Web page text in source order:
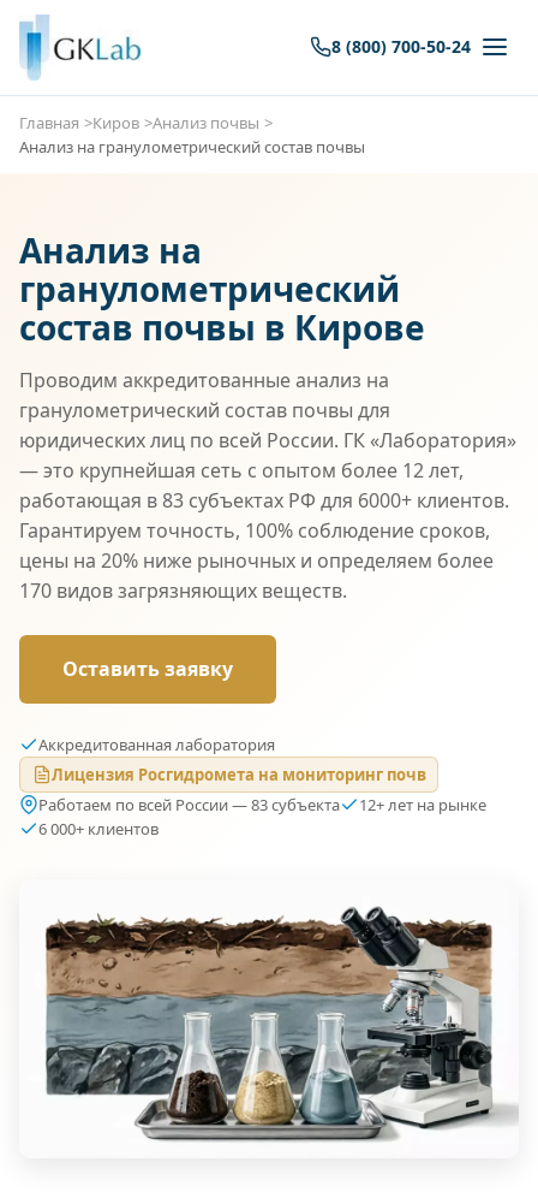
8 (800) 700-50-24
Главная Киров
Анализ почвы
Анализ на гранулометрический состав почвы
Анализ на
гранулометрический
состав почвы в Кирове
Проводим аккредитованные анализ на
гранулометрический состав почвы для
юридических лиц по всей России. ГК «Лаборатория»
— это крупнейшая сеть с опытом более 12 лет,
работающая в 83 субъектах РФ для 6000+ клиентов.
Гарантируем точность, 100% соблюдение сроков,
цены на 20% ниже рыночных и определяем более
170 видов загрязняющих веществ.
Оставить заявку
Аккредитованная лаборатория
Лицензия Росгидромета на мониторинг почв
Работаем по всей России — 83 субъекта
12+ лет на рынке
6 000+ клиентов